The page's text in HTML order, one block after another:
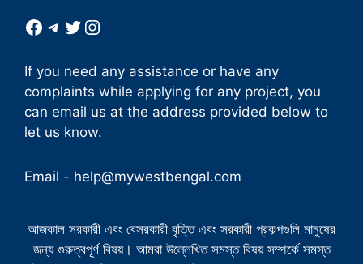
Facebook
Telegram
Twitter
Instagram
If you need any assistance or have any
complaints while applying for any project, you
can email us at the address provided below to
let us know.
Email - help@mywestbengal.com
আজকাল সরকারী এবং বেসরকারী বৃত্তি এবং সরকারী প্রকল্পগুলি মানুষের
জন্য গুরুত্বপূর্ণ বিষয়। আমরা উল্লেখিত সমস্ত বিষয় সম্পর্কে সমস্ত